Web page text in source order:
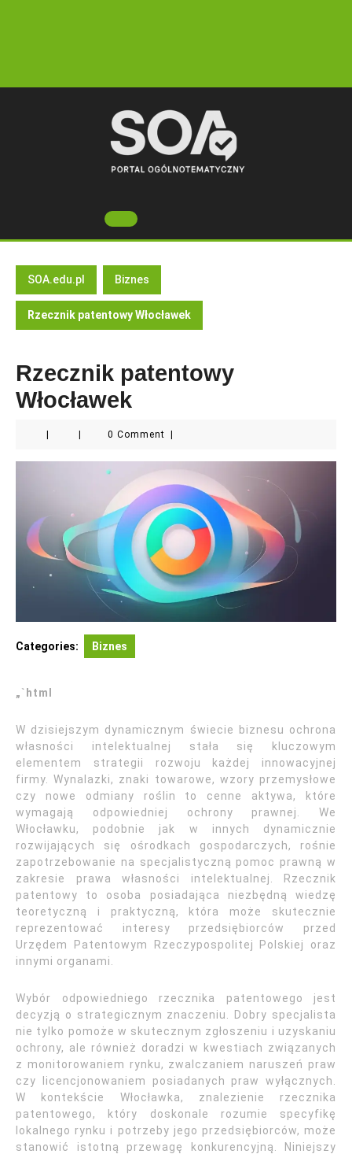
Open
Button
SOA.edu.pl Biznes
Rzecznik patentowy Włocławek
Rzecznik patentowy
Włocławek
0 Comment
Categories: Biznes
„`html
W dzisiejszym dynamicznym świecie biznesu ochrona
własności intelektualnej stała się kluczowym
elementem strategii rozwoju każdej innowacyjnej
firmy. Wynalazki, znaki towarowe, wzory przemysłowe
czy nowe odmiany roślin to cenne aktywa, które
wymagają odpowiedniej ochrony prawnej. We
Włocławku, podobnie jak w innych dynamicznie
rozwijających się ośrodkach gospodarczych, rośnie
zapotrzebowanie na specjalistyczną pomoc prawną w
zakresie prawa własności intelektualnej. Rzecznik
patentowy to osoba posiadająca niezbędną wiedzę
teoretyczną i praktyczną, która może skutecznie
reprezentować interesy przedsiębiorców przed
Urzędem Patentowym Rzeczypospolitej Polskiej oraz
innymi organami.
Wybór odpowiedniego rzecznika patentowego jest
decyzją o strategicznym znaczeniu. Dobry specjalista
nie tylko pomoże w skutecznym zgłoszeniu i uzyskaniu
ochrony, ale również doradzi w kwestiach związanych
z monitorowaniem rynku, zwalczaniem naruszeń praw
czy licencjonowaniem posiadanych praw wyłącznych.
W kontekście Włocławka, znalezienie rzecznika
patentowego, który doskonale rozumie specyfikę
lokalnego rynku i potrzeby jego przedsiębiorców, może
stanowić istotną przewagę konkurencyjną. Niniejszy